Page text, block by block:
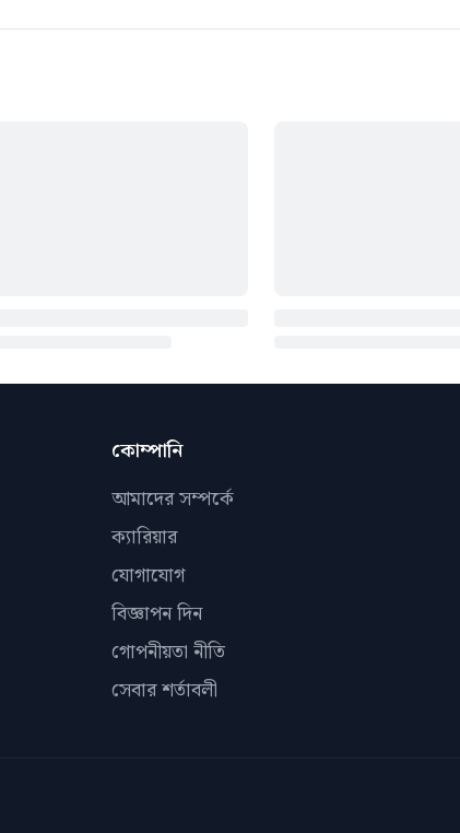
কোম্পানি
আমাদের সম্পর্কে
ক্যারিয়ার
যোগাযোগ
বিজ্ঞাপন দিন
গোপনীয়তা নীতি
সেবার শর্তাবলী